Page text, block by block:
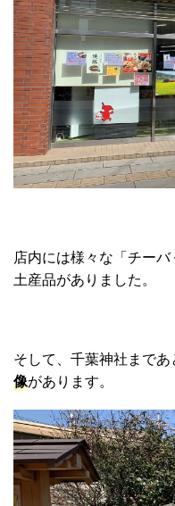
店内には様々な「チー
土産品がありました。
そして、千葉神社まであ
像があります。